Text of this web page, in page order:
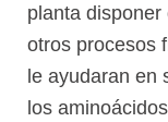
planta
otros procesos
le ayudaran en
los